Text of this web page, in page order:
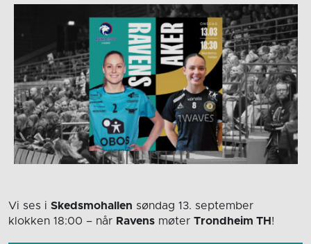
Vi ses i Skedsmohallen søndag 13. september
klokken 18:00 – når Ravens møter Trondheim TH !